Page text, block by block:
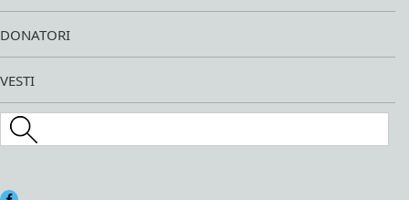
DONATORI
VESTI
Search this site